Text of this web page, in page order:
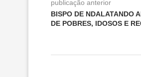
publicação anterior
BISPO DE NDALATANDO
DE POBRES, IDOSOS E